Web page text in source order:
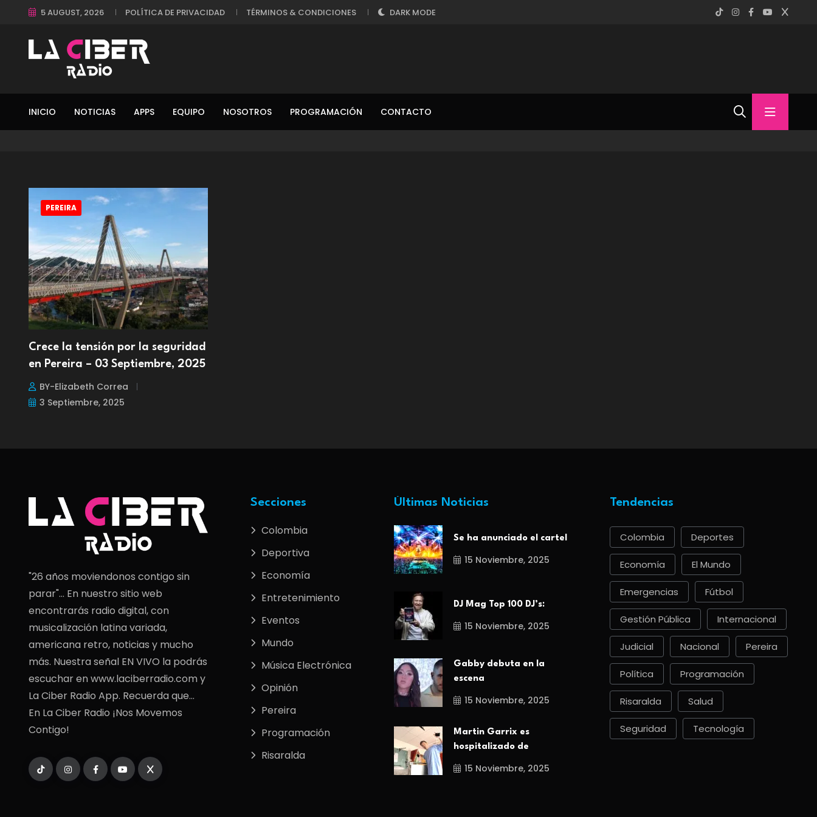
5 AUGUST, 2026 POLÍTICA DE PRIVACIDAD TÉRMINOS & CONDICIONES DARK MODE
INICIO NOTICIAS APPS EQUIPO NOSOTROS PROGRAMACIÓN CONTACTO
PEREIRA
Crece la tensión por la seguridad
en Pereira – 03 Septiembre, 2025
BY-Elizabeth Correa
3 Septiembre, 2025
"26 años moviendonos contigo sin
parar"... En nuestro sitio web
encontrarás radio digital, con
musicalización latina variada,
americana retro, noticias y mucho
más. Nuestra señal EN VIVO la podrás
escuchar en www.laciberradio.com y
La Ciber Radio App. Recuerda que...
En La Ciber Radio ¡Nos Movemos
Contigo!
Secciones
Colombia
Deportiva
Economía
Entretenimiento
Eventos
Mundo
Música Electrónica
Opinión
Pereira
Programación
Risaralda
Últimas Noticias
Se ha anunciado el cartel
15 Noviembre, 2025
DJ Mag Top 100 DJ’s:
15 Noviembre, 2025
Gabby debuta en la
escena
15 Noviembre, 2025
Martin Garrix es
hospitalizado de
15 Noviembre, 2025
Tendencias
Colombia Deportes
Economía El Mundo
Emergencias Fútbol
Gestión Pública Internacional
Judicial Nacional Pereira
Política Programación
Risaralda Salud
Seguridad Tecnología